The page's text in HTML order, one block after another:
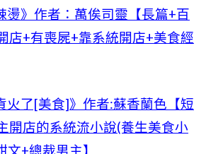
燙》作者：萬俟司靈【長篇+百
店+有喪屍+靠系統開店+美食經
火了[美食]》作者:蘇香蘭色【短
開店的系統流小說(養生美食小
+總裁男主】